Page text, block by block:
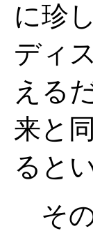
に珍
ディ
える
来と
ると
その